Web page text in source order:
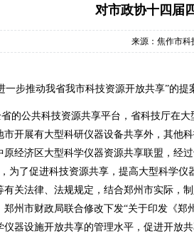
对市政协十四届
来源：焦作市
一步推动我省我市科技资源开放共享”的
的公共科技资源共享平台，省科技厅在
市开展有大型科研仪器设备共享外，其他
原经济区大型科学仪器资源共享联盟，经
为了促进科技资源共享，提高大型科学
关法律、法规规定，结合郑州市实际，
郑州市财政局联合修改下发“关于印发《
仪器设施开放共享的管理水平，促进开放